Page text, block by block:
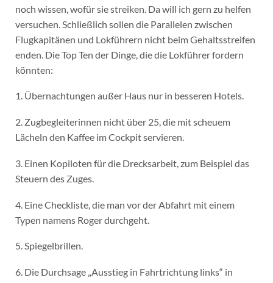
noch wissen, wofür sie streiken. Da will ich gern zu helfen
versuchen. Schließlich sollen die Parallelen zwischen
Flugkapitänen und Lokführern nicht beim Gehaltsstreifen
enden. Die Top Ten der Dinge, die die Lokführer fordern
könnten:
1. Übernachtungen außer Haus nur in besseren Hotels.
2. Zugbegleiterinnen nicht über 25, die mit scheuem
Lächeln den Kaffee im Cockpit servieren.
3. Einen Kopiloten für die Drecksarbeit, zum Beispiel das
Steuern des Zuges.
4. Eine Checkliste, die man vor der Abfahrt mit einem
Typen namens Roger durchgeht.
5. Spiegelbrillen.
6. Die Durchsage „Ausstieg in Fahrtrichtung links“ in